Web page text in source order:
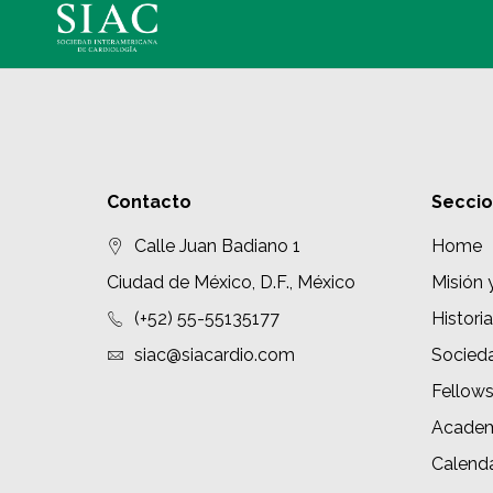
Contacto
Calle Juan Badiano 1
Ciudad de México, D.F., México
(+52) 55-55135177
siac@siacardio.com
Home
Misión
Historia
Fellows